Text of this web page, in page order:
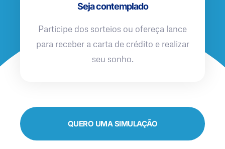
Seja contemplado
Participe dos sorteios ou ofereça lance
para receber a carta de crédito e realizar
seu sonho.
QUERO UMA SIMULAÇÃO